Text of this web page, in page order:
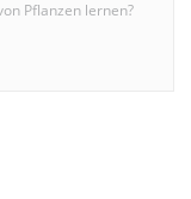
Pflanzen lernen?